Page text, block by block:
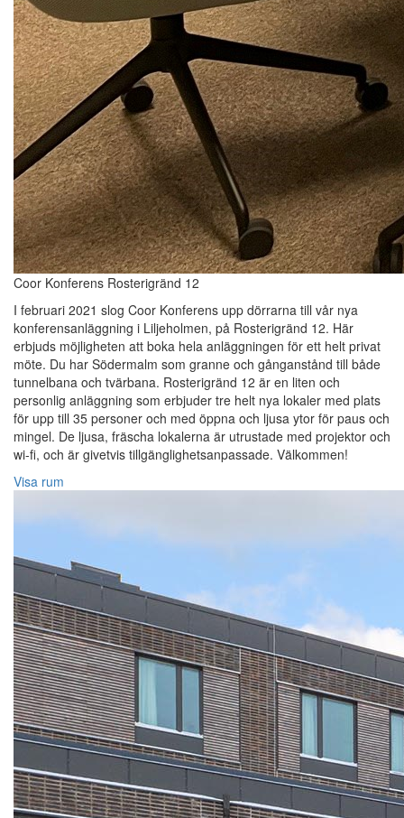
Coor Konferens Rosterigränd 12
I februari 2021 slog Coor Konferens upp dörrarna till vår nya
konferensanläggning i Liljeholmen, på Rosterigränd 12. Här
erbjuds möjligheten att boka hela anläggningen för ett helt privat
möte. Du har Södermalm som granne och gånganstånd till både
tunnelbana och tvärbana. Rosterigränd 12 är en liten och
personlig anläggning som erbjuder tre helt nya lokaler med plats
för upp till 35 personer och med öppna och ljusa ytor för paus och
mingel. De ljusa, fräscha lokalerna är utrustade med projektor och
wi-fi, och är givetvis tillgänglighetsanpassade. Välkommen!
Visa rum